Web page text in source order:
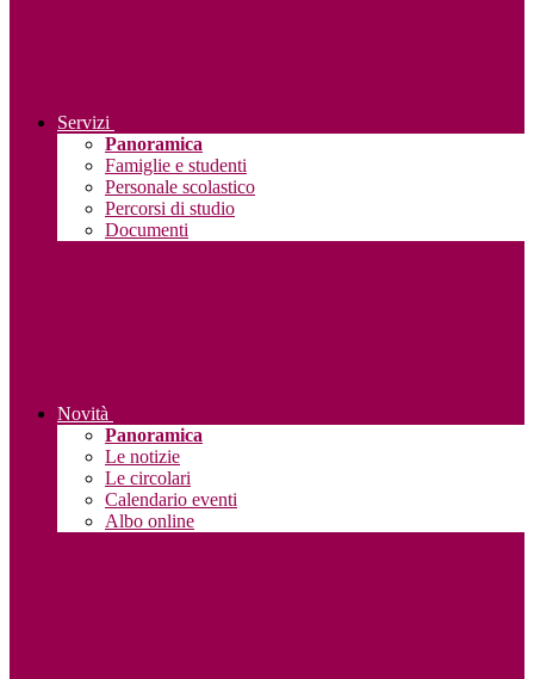
Servizi
Panoramica
Famiglie e studenti
Personale scolastico
Percorsi di studio
Documenti
Novità
Panoramica
Le notizie
Le circolari
Calendario eventi
Albo online